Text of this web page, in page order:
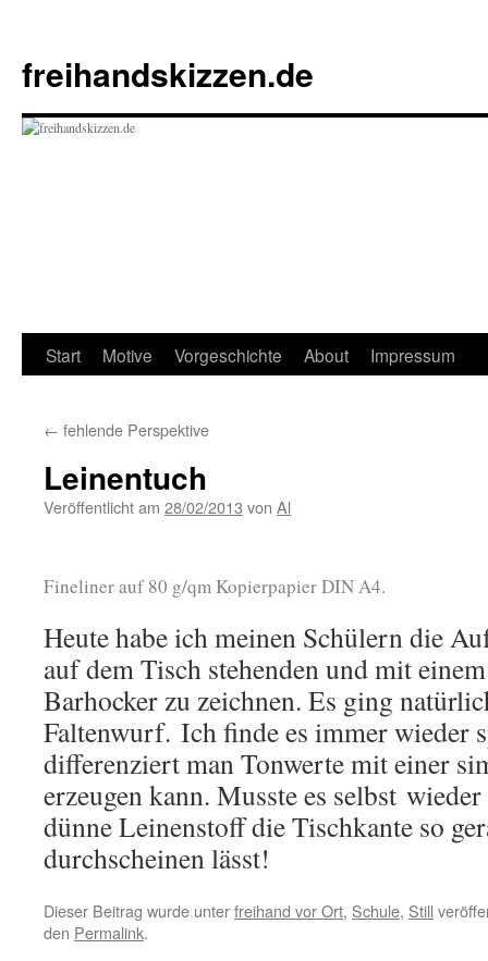
springen
freihandskizzen.de
Start Motive Vorgeschichte About Impressum
← fehlende Perspektive
Leinentuch
Veröffentlicht am 28/02/2013 von Al
Fineliner auf 80 g/qm Kopierpapier DIN A4.
Heute habe ich meinen Schülern die
auf dem Tisch stehenden und mit
Barhocker zu zeichnen. Es ging
Faltenwurf. Ich finde es immer wieder
differenziert man Tonwerte mit einer
erzeugen kann. Musste es selbst
dünne Leinenstoff die Tischkante so
durchscheinen lässt!
Dieser Beitrag wurde unterfreihand vor Ort, Schule, Still
den Permalink.